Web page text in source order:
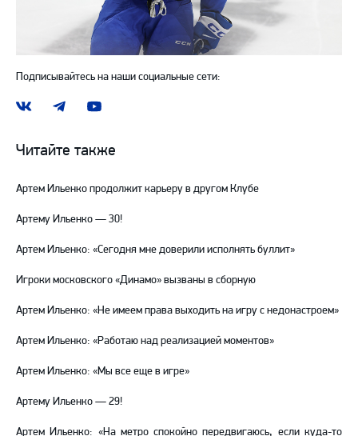
Подписывайтесь на наши социальные сети:
Наша
ВКонтакте
Наш
в
Telegram
Наш
YouTube
Читайте также
Артем Ильенко продолжит карьеру в другом Клубе
Артему Ильенко — 30!
Артем Ильенко: «Сегодня мне доверили исполнять буллит»
Игроки московского «Динамо» вызваны в сборную
Артем Ильенко: «Не имеем права выходить на игру с недонастроем»
Артем Ильенко: «Работаю над реализацией моментов»
Артем Ильенко: «Мы все еще в игре»
Артему Ильенко — 29!
Артем Ильенко: «На метро спокойно передвигаюсь, если куда-то